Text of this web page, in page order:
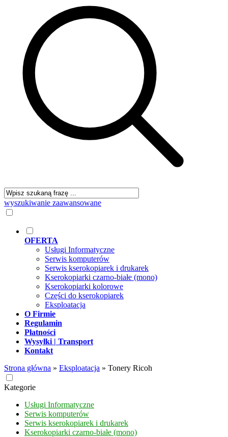
wyszukiwanie zaawansowane
OFERTA
Usługi Informatyczne
Serwis komputerów
Serwis kserokopiarek i drukarek
Kserokopiarki czarno-białe (mono)
Kserokopiarki kolorowe
Części do kserokopiarek
Eksploatacja
O Firmie
Regulamin
Płatności
Wysyłki | Transport
Kontakt
Strona główna » Eksploatacja » Tonery Ricoh
Kategorie
Usługi Informatyczne
Serwis komputerów
Serwis kserokopiarek i drukarek
Kserokopiarki czarno-białe (mono)